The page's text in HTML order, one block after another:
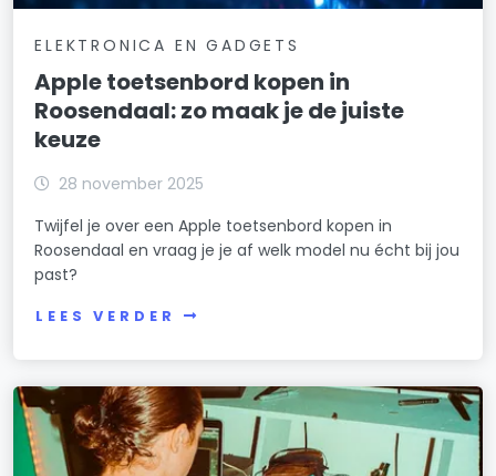
ELEKTRONICA EN GADGETS
Apple toetsenbord kopen in
Roosendaal: zo maak je de juiste
keuze
28 november 2025
Twijfel je over een Apple toetsenbord kopen in
Roosendaal en vraag je je af welk model nu écht bij jou
past?
LEES VERDER